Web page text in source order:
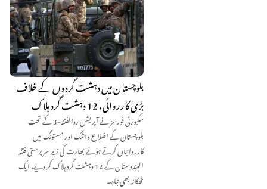
بلوچستان میں دہشت گردوں کے خلاف
بڑی کارروائی، 12 دہشت گرد ہلاک
سکیورٹی فورسز نے آپریشن ردالفتنہ-3 کے تحت
بلوچستان کے اضلاع واشک اور مستونگ میں
کارروائیاں کرتے ہوئے بھارت کی زیر سرپرستی فتنہ
الہندوستان کے 12 دہشت گرد ہلاک کر دیے، ایک
ٹھکانہ بھی تباہ۔